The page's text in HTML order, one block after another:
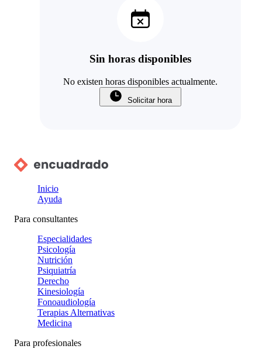
Sin horas disponibles
No existen horas disponibles actualmente.
Solicitar hora
Inicio
Ayuda
Para consultantes
Especialidades
Psicología
Nutrición
Psiquiatría
Derecho
Kinesiología
Fonoaudiología
Terapias Alternativas
Medicina
Para profesionales